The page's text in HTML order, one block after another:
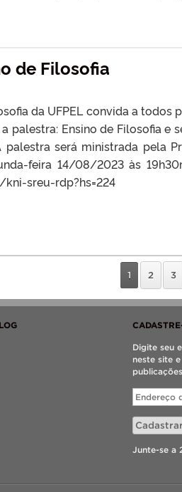
de Filosofia
da UFPEL convida a todos
palestra: Ensino de Filosofia e
será ministrada pela
feira 14/08/2023 às
sreu-rdp?hs=224
1
2 3
Digite seu
neste site
Endereço
de
e-
mail
Cadastrar
Junte-se a